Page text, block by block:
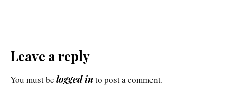
Leave a reply
You must be logged in to post a comment.